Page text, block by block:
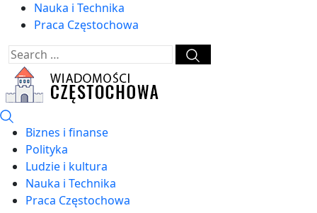
Nauka i Technika
Praca Częstochowa
Biznes i finanse
Polityka
Ludzie i kultura
Nauka i Technika
Praca Częstochowa